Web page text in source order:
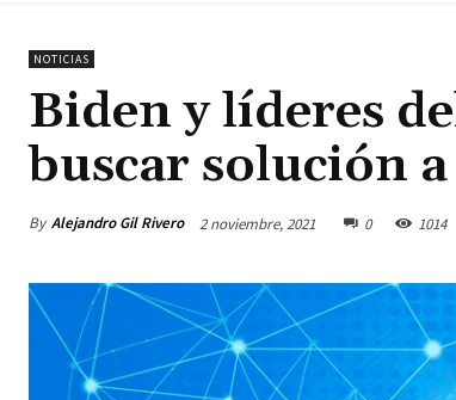
NOTICIAS
Biden y líderes
buscar solución
By Alejandro Gil Rivero 2 noviembre, 2021 0 1014